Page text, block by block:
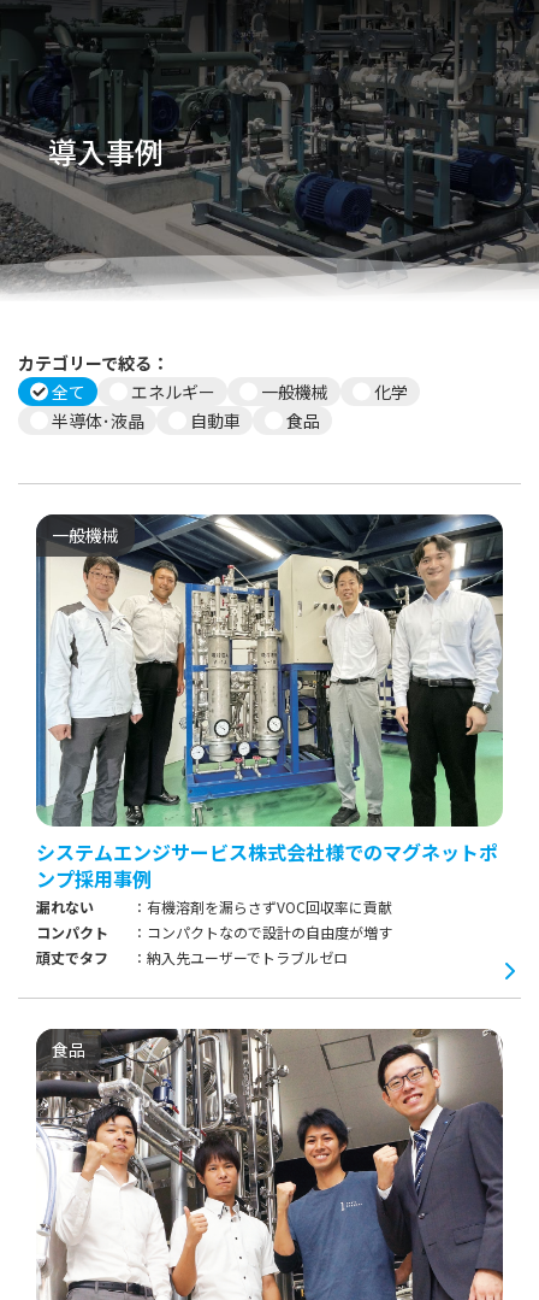
導入事例
カテゴリーで絞る：
全て
エネルギー 一般機械
化学
半導体･液晶
自動車 食品
一般機械
システムエンジサービス株式会社様でのマグネットポ
ンプ採用事例
漏れない
有機溶剤を漏らさずVOC回収率に貢献
コンパクト
コンパクトなので設計の自由度が増す
頑丈でタフ
納入先ユーザーでトラブルゼロ
食品